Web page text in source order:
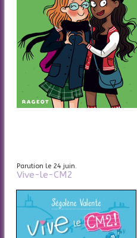
Parution le 24 juin.
Vive-le-CM2